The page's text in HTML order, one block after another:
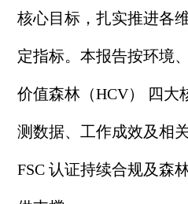
核心目标，扎实推进各
定指标。本报告按环境
价值森林（HCV） 四大
测数据、工作成效及相
FSC 认证持续合规及森